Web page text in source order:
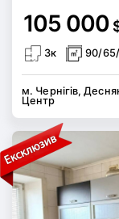
105 000
3к 90/
м. Чернігів,
Центр